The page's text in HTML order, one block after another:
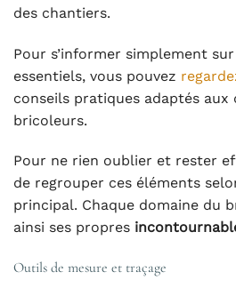
des chantiers.
Pour s’informer simplement sur
essentiels, vous pouvez
conseils pratiques adaptés
bricoleurs.
Pour ne rien oublier et rester
de regrouper ces éléments
principal. Chaque domaine du
ainsi ses propres
Outils de mesure et traçage